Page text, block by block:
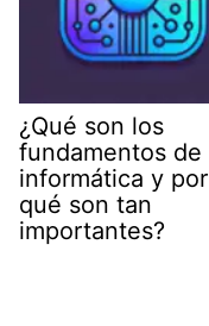
¿Qué son los
fundamentos de
informática y por
qué son tan
importantes?